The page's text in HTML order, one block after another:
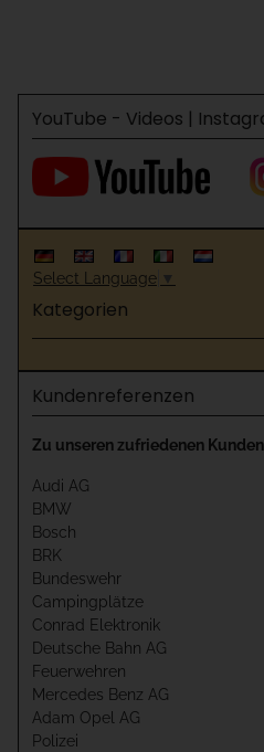
YouTube - Videos |
Select Language ▼
Kategorien
Kundenreferenzen
Zu unseren zufriedenen
Audi AG
BMW
Bosch
BRK
Bundeswehr
Campingplätze
Conrad Elektronik
Deutsche Bahn AG
Feuerwehren
Mercedes Benz AG
Adam Opel AG
Polizei